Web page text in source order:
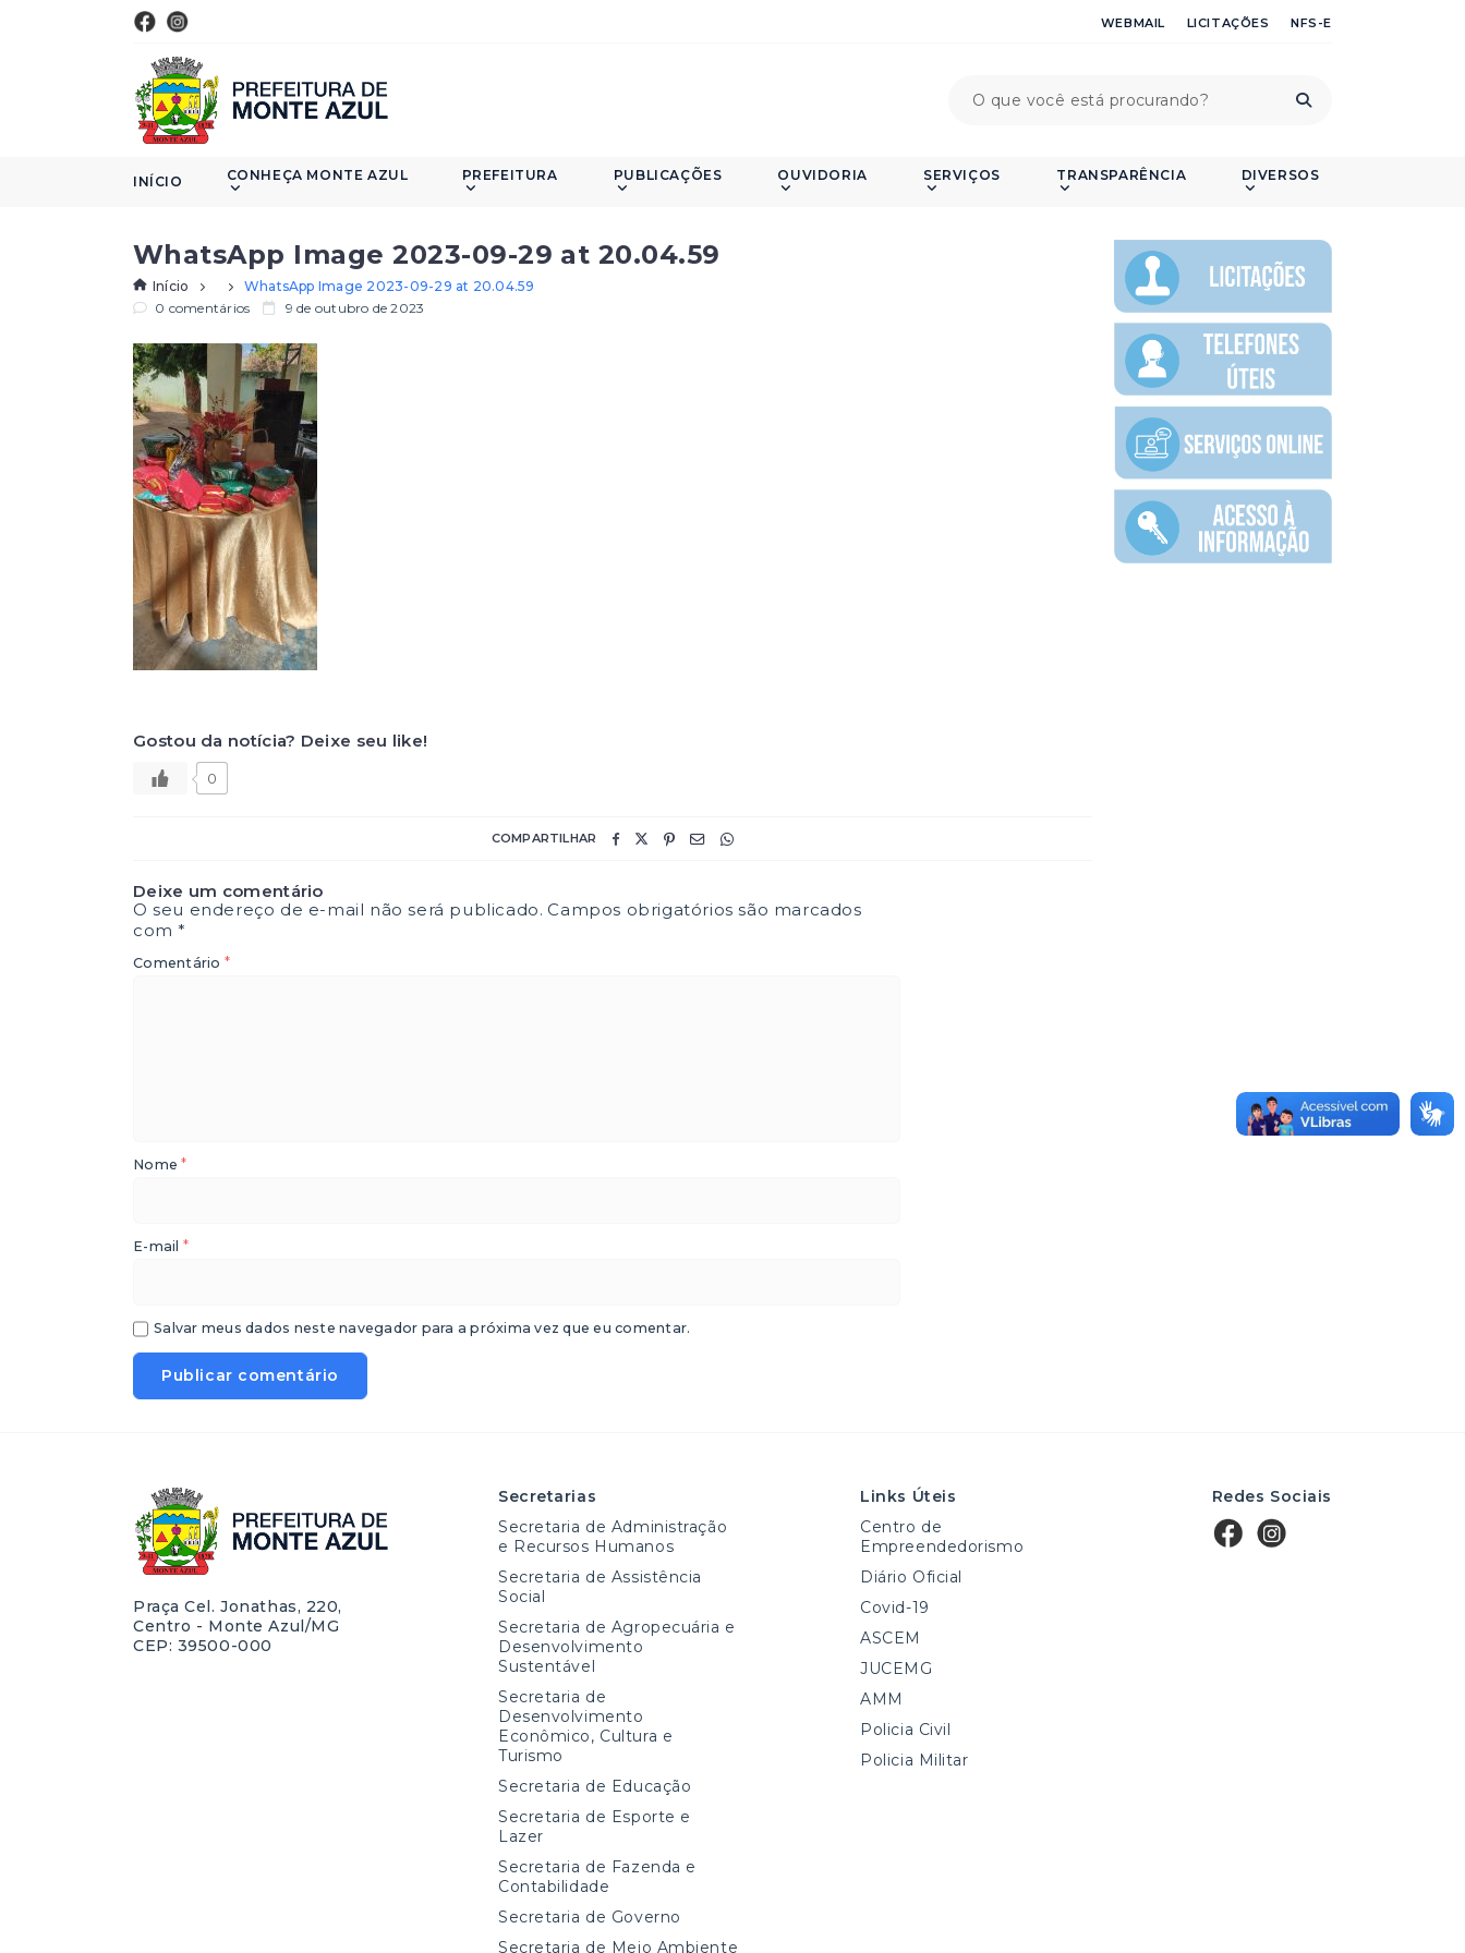
WEBMAIL LICITAÇÕES NFS-E
INÍCIO CONHEÇA MONTE AZUL PREFEITURA PUBLICAÇÕES OUVIDORIA SERVIÇOS TRANSPARÊNCIA DIVERSOS
WhatsApp Image 2023-09-29 at 20.04.59
Início
WhatsApp Image 2023-09-29 at 20.04.59
0 comentários
9 de outubro de 2023
Gostou da notícia? Deixe seu like!
0
COMPARTILHAR
Deixe um comentário
O seu endereço de e-mail não será publicado. Campos obrigatórios são marcados
com*
Comentário *
Nome*
E-mail *
Salvar meus dados neste navegador para a próxima vez que eu comentar.
Praça Cel. Jonathas, 220,
Centro - Monte Azul/MG
CEP: 39500-000
Secretarias
Secretaria de Administração
e Recursos Humanos
Secretaria de Assistência
Social
Secretaria de Agropecuária e
Desenvolvimento
Sustentável
Secretaria de
Desenvolvimento
Econômico, Cultura e
Turismo
Secretaria de Educação
Secretaria de Esporte e
Lazer
Secretaria de Fazenda e
Contabilidade
Secretaria de Governo
Secretaria de Meio Ambiente
Links Úteis
Centro de
Empreendedorismo
Diário Oficial
Covid-19
ASCEM
JUCEMG
AMM
Policia Civil
Policia Militar
Redes Sociais